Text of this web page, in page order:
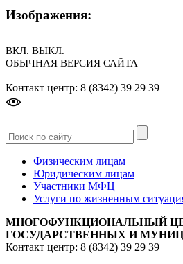
Изображения:
ВКЛ. ВЫКЛ.
ОБЫЧНАЯ ВЕРСИЯ САЙТА
Контакт центр: 8 (8342) 39 29 39
Физическим лицам
Юридическим лицам
Участники МФЦ
Услуги по жизненным
МНОГОФУНКЦИОНАЛЬНЫЙ
ГОСУДАРСТВЕННЫХ И
Контакт центр: 8 (8342) 39 29 39